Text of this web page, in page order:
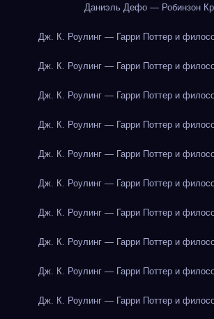
Даниэль Дефо — Робинзон
Дж. К. Роулинг — Гарри Поттер и
Дж. К. Роулинг — Гарри Поттер и
Дж. К. Роулинг — Гарри Поттер и
Дж. К. Роулинг — Гарри Поттер и
Дж. К. Роулинг — Гарри Поттер и
Дж. К. Роулинг — Гарри Поттер и
Дж. К. Роулинг — Гарри Поттер и
Дж. К. Роулинг — Гарри Поттер и
Дж. К. Роулинг — Гарри Поттер и
Дж. К. Роулинг — Гарри Поттер и